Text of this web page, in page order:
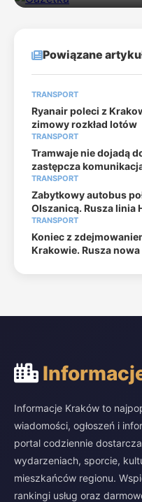
Powiązane
TRANSPORT
Ryanair poleci z
zimowy rozkład lotów
TRANSPORT
Tramwaje nie dojadą
zastępcza
TRANSPORT
Zabytkowy autobus
Olszanicą. Rusza linia
TRANSPORT
Koniec z
Krakowie. Rusza
Informacje Kraków to
wiadomości, ogłoszeń i
portal codziennie
wydarzeniach, sporcie,
mieszkańców regionu.
rankingi usług oraz